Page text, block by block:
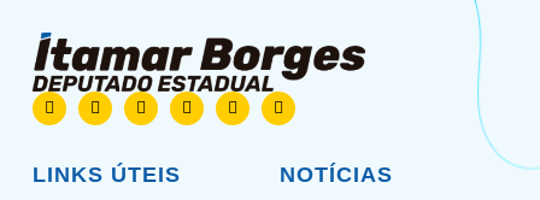
LINKS ÚTEIS NOTÍCIAS